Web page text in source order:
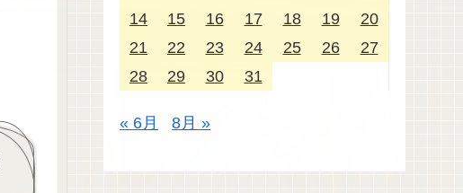
14
15 16 17 18 19
20
21
22 23 24 25 26
27
28
29 30 31
« 6月 8月 »